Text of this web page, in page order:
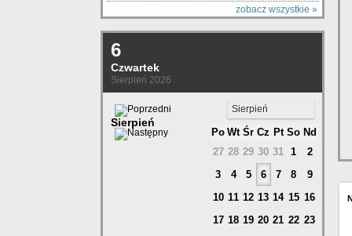
zobacz wszystkie »
6
Czwartek
Sierpień 2026
Sierpień
Sierpień
Po Wt Śr Cz Pt So Nd
27 28 29 30 31 1
2
3
4 5 6 7 8
9
10 11 12 13 14 15 16
17 18 19 20 21 22 23